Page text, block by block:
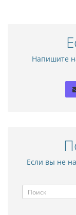
Напишите
Если вы не